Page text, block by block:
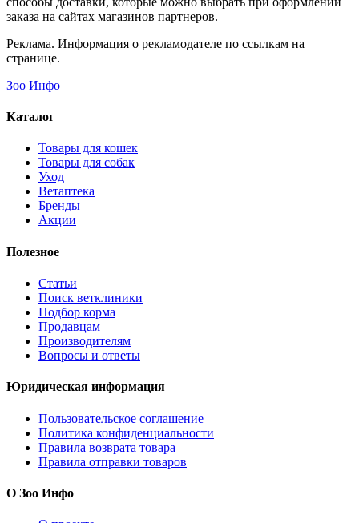
заказа на сайтах магазинов партнеров.
Реклама. Информация о рекламодателе по ссылкам на
странице.
Зоо Инфо
Каталог
Товары для кошек
Товары для собак
Уход
Ветаптека
Бренды
Акции
Полезное
Статьи
Поиск ветклиники
Подбор корма
Продавцам
Производителям
Вопросы и ответы
Юридическая информация
Пользовательское соглашение
Политика конфиденциальности
Правила возврата товара
Правила отправки товаров
О Зоо Инфо